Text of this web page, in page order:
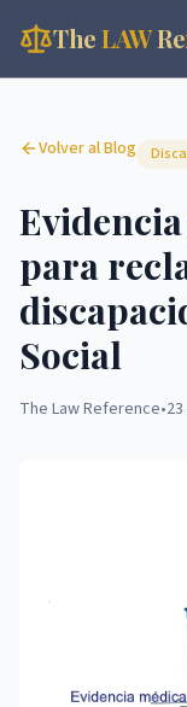
TheLAW
Volver al Blog
para
Social
The Law Reference•